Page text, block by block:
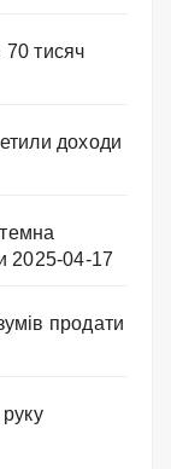
70 тисяч
доходи
2025-04-17
продати